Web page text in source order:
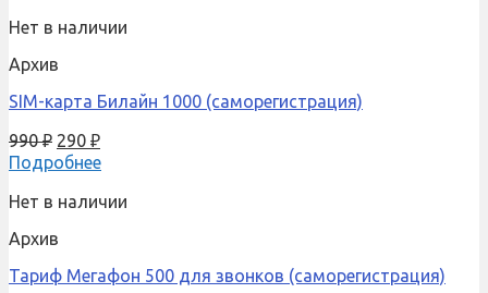
Нет в наличии
Архив
SIM-карта Билайн 1000 (саморегистрация)
990₽ 290 ₽
Подробнее
Нет в наличии
Архив
Тариф Мегафон 500 для звонков (саморегистрация)